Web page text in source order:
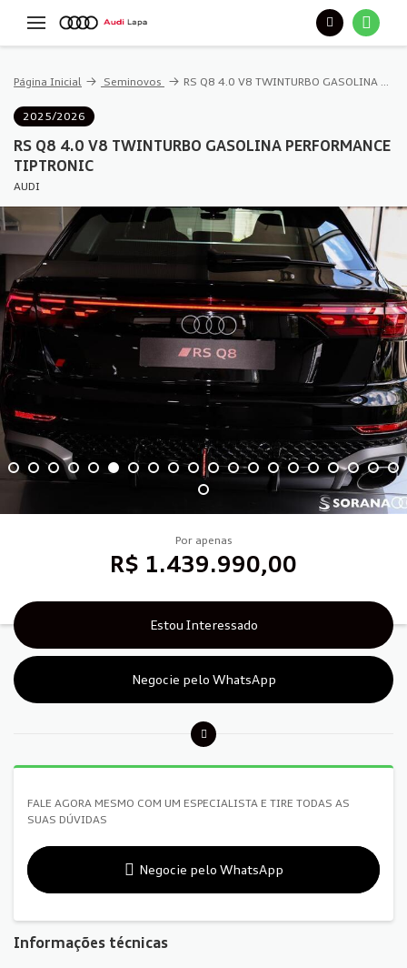
Página Inicial Seminovos RS Q8 4.0 V8 TWINTURBO GASOLINA PERFORMANCE TIPTRONIC
2025/2026
RS Q8 4.0 V8 TWINTURBO GASOLINA PERFORMANCE
TIPTRONIC
AUDI
Por apenas
R$ 1.439.990,00
Estou Interessado
Negocie pelo WhatsApp
FALE AGORA MESMO COM UM ESPECIALISTA E TIRE TODAS AS
SUAS DÚVIDAS
Negocie pelo WhatsApp
Informações técnicas